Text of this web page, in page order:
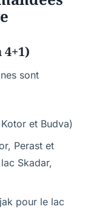
sont
et Budva)
Perast et
Skadar,
pour le lac